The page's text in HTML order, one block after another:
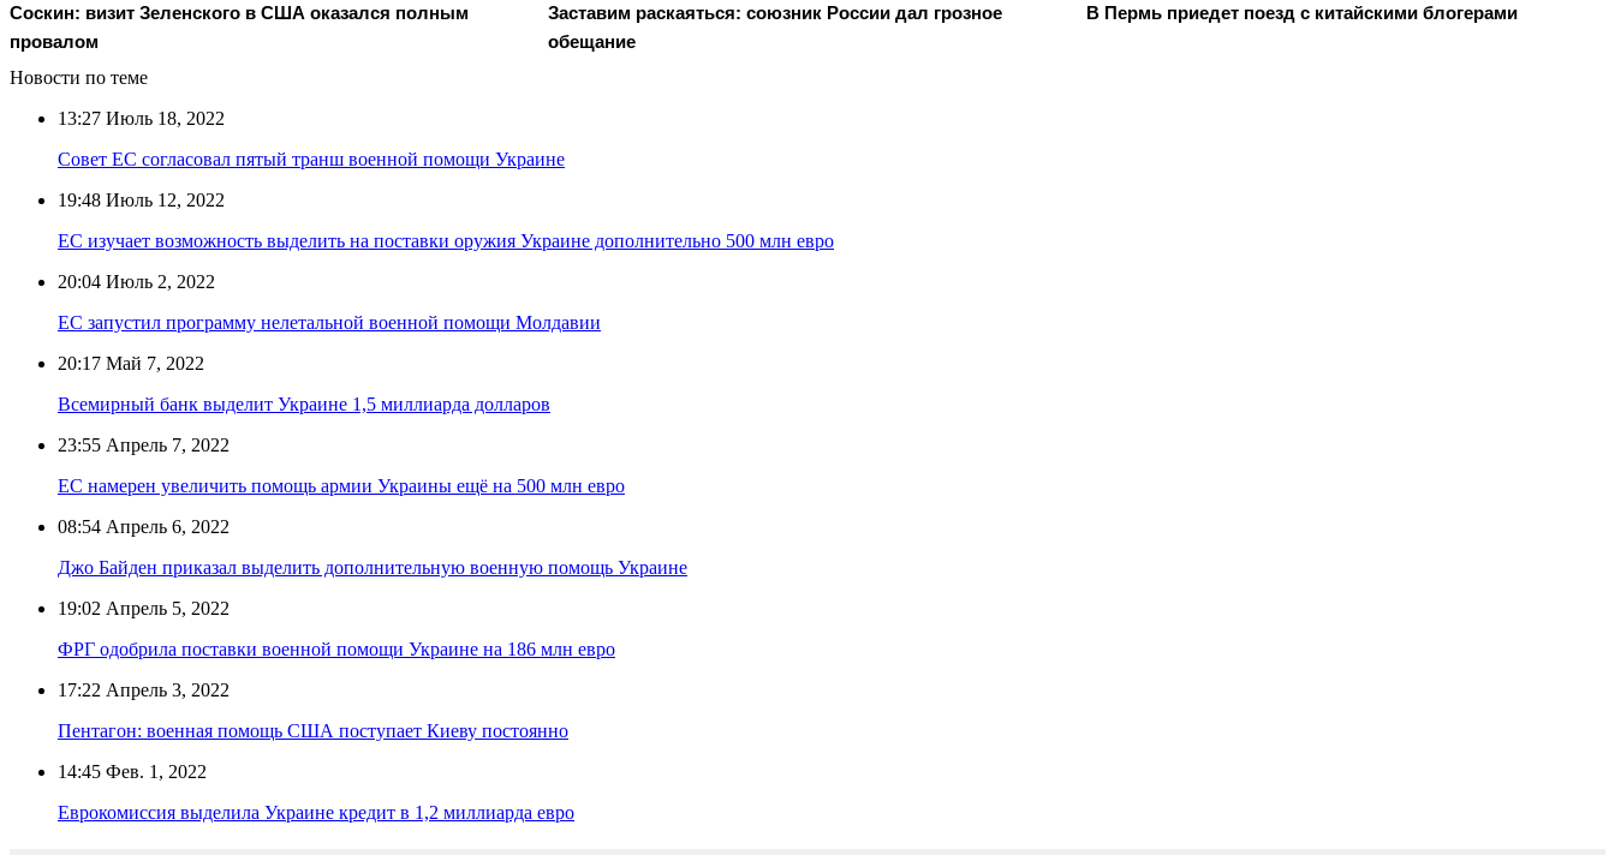
Соскин: визит Зеленского в США оказался полным
провалом
Заставим раскаяться: союзник России дал грозное
обещание
В Пермь приедет поезд с китайскими блогерами
Новости по теме
13:27 Июль 18, 2022
Совет ЕС согласовал пятый транш военной помощи Украине
19:48 Июль 12, 2022
ЕС изучает возможность выделить на поставки оружия Украине дополнительно 500 млн евро
20:04 Июль 2, 2022
ЕС запустил программу нелетальной военной помощи Молдавии
20:17 Май 7, 2022
Всемирный банк выделит Украине 1,5 миллиарда долларов
23:55 Апрель 7, 2022
ЕС намерен увеличить помощь армии Украины ещё на 500 млн евро
08:54 Апрель 6, 2022
Джо Байден приказал выделить дополнительную военную помощь Украине
19:02 Апрель 5, 2022
ФРГ одобрила поставки военной помощи Украине на 186 млн евро
17:22 Апрель 3, 2022
Пентагон: военная помощь США поступает Киеву постоянно
14:45 Фев. 1, 2022
Еврокомиссия выделила Украине кредит в 1,2 миллиарда евро